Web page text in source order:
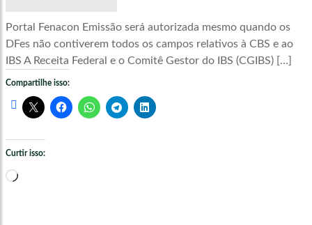
Portal Fenacon Emissão será autorizada mesmo quando os
DFes não contiverem todos os campos relativos à CBS e ao
IBS A Receita Federal e o Comitê Gestor do IBS (CGIBS) […]
Compartilhe isso:
Curtir isso:
Carregando...